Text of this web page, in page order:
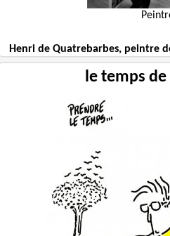
Henri de Quatrebarbes, peintre
le temps